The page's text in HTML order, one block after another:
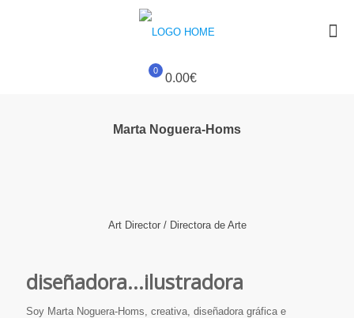
0
0.00€
Marta Noguera-Homs
Art Director / Directora de Arte
diseñadora...ilustradora
Soy Marta Noguera-Homs, creativa, diseñadora gráfica e